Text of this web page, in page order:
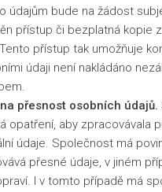
údajům bude na žádost
přístup či bezplatná kopie
přístup tak umožňuje
údaji není nakládáno
přesnost osobních údajů.
opatření, aby zpracovávala
údaje. Společnost má
přesné údaje, v jiném
I v tomto případě má